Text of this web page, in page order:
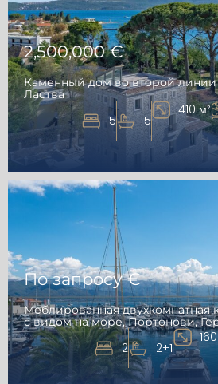
2,500,000 €
Каменный дом во второй линии
Ластва
5 5
410 м²
По запросу €
Меблированная двухкомнатная
с видом на море, Портонови,
2 2+1